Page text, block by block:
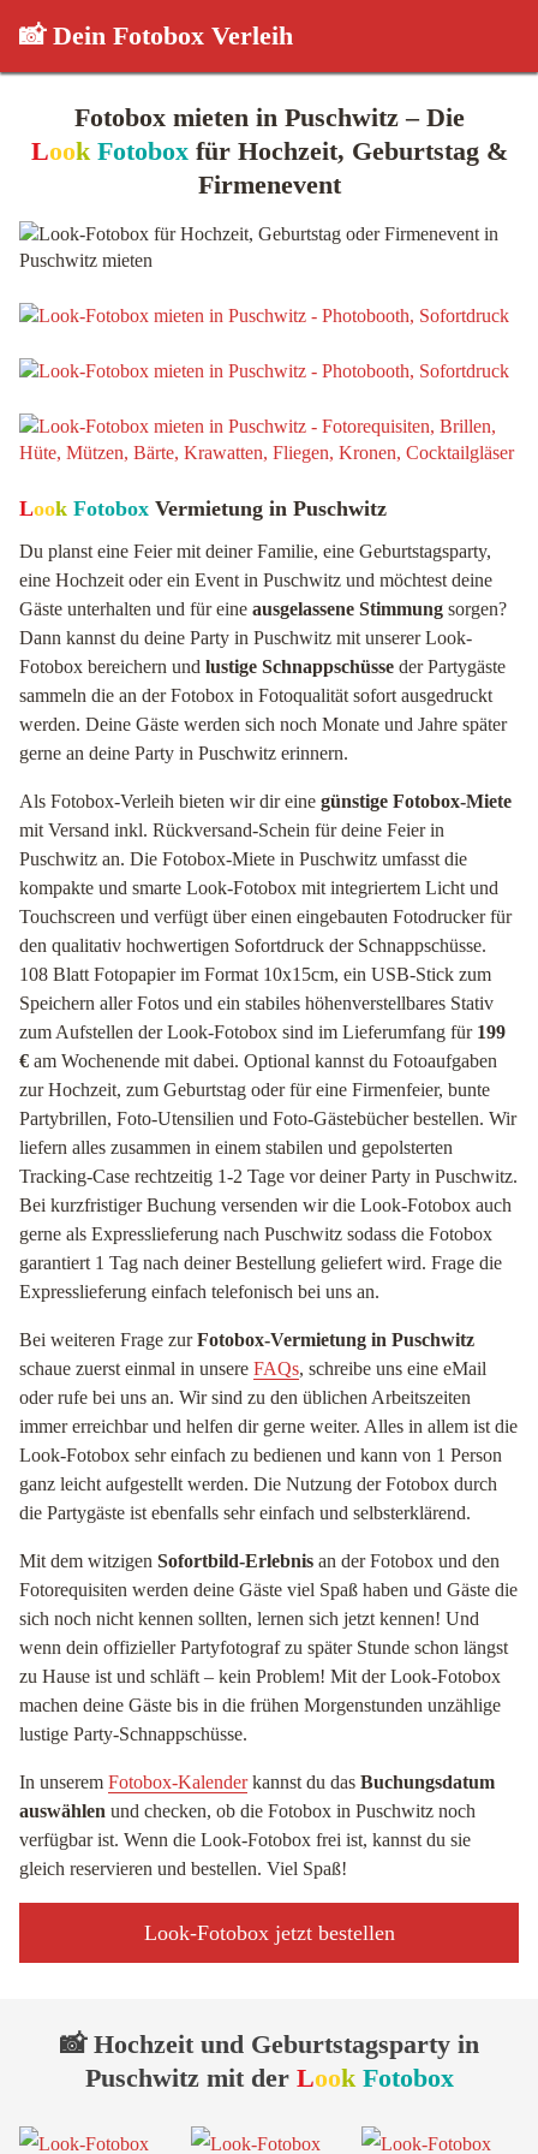
📸 Dein Fotobox Verleih
Fotobox mieten in Puschwitz – Die
Look Fotoboxfür Hochzeit, Geburtstag &
Firmenevent
Look Fotobox Vermietung in Puschwitz
Du planst eine Feier mit deiner Familie, eine Geburtstagsparty,
eine Hochzeit oder ein Event in Puschwitz und möchtest deine
Gäste unterhalten und für eine ausgelassene Stimmung sorgen?
Dann kannst du deine Party in Puschwitz mit unserer Look-
Fotobox bereichern und lustige Schnappschüsse der Partygäste
sammeln die an der Fotobox in Fotoqualität sofort ausgedruckt
werden. Deine Gäste werden sich noch Monate und Jahre später
gerne an deine Party in Puschwitz erinnern.
Als Fotobox-Verleih bieten wir dir eine günstige Fotobox-Miete
mit Versand inkl. Rückversand-Schein für deine Feier in
Puschwitz an. Die Fotobox-Miete in Puschwitz umfasst die
kompakte und smarte Look-Fotobox mit integriertem Licht und
Touchscreen und verfügt über einen eingebauten Fotodrucker für
den qualitativ hochwertigen Sofortdruck der Schnappschüsse.
108 Blatt Fotopapier im Format 10x15cm, ein USB-Stick zum
Speichern aller Fotos und ein stabiles höhenverstellbares Stativ
zum Aufstellen der Look-Fotobox sind im Lieferumfang für 199
€ am Wochenende mit dabei. Optional kannst du Fotoaufgaben
zur Hochzeit, zum Geburtstag oder für eine Firmenfeier, bunte
Partybrillen, Foto-Utensilien und Foto-Gästebücher bestellen. Wir
liefern alles zusammen in einem stabilen und gepolsterten
Tracking-Case rechtzeitig 1-2 Tage vor deiner Party in Puschwitz.
Bei kurzfristiger Buchung versenden wir die Look-Fotobox auch
gerne als Expresslieferung nach Puschwitz sodass die Fotobox
garantiert 1 Tag nach deiner Bestellung geliefert wird. Frage die
Expresslieferung einfach telefonisch bei uns an.
Bei weiteren Frage zurFotobox-Vermietung in Puschwitz
schaue zuerst einmal in unsere FAQs, schreibe uns eine eMail
oder rufe bei uns an. Wir sind zu den üblichen Arbeitszeiten
immer erreichbar und helfen dir gerne weiter. Alles in allem ist die
Look-Fotobox sehr einfach zu bedienen und kann von 1 Person
ganz leicht aufgestellt werden. Die Nutzung der Fotobox durch
die Partygäste ist ebenfalls sehr einfach und selbsterklärend.
Mit dem witzigen Sofortbild-Erlebnis an der Fotobox und den
Fotorequisiten werden deine Gäste viel Spaß haben und Gäste die
sich noch nicht kennen sollten, lernen sich jetzt kennen! Und
wenn dein offizieller Partyfotograf zu später Stunde schon längst
zu Hause ist und schläft – kein Problem! Mit der Look-Fotobox
machen deine Gäste bis in die frühen Morgenstunden unzählige
lustige Party-Schnappschüsse.
In unserem Fotobox-Kalenderkannst du das Buchungsdatum
auswählen und checken, ob die Fotobox in Puschwitz noch
verfügbar ist. Wenn die Look-Fotobox frei ist, kannst du sie
gleich reservieren und bestellen. Viel Spaß!
Look-Fotobox jetzt bestellen
📸 Hochzeit und Geburtstagsparty in
Puschwitz mit der Look Fotobox